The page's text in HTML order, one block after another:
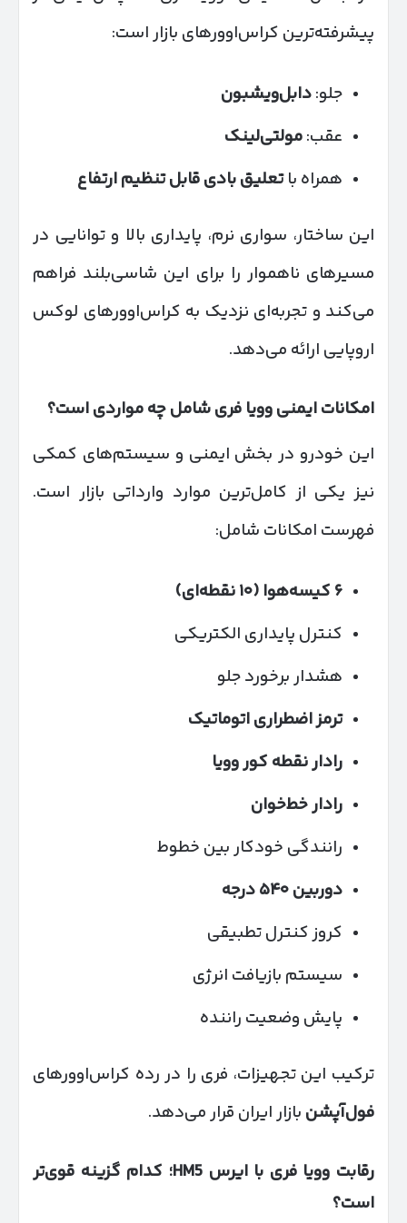
پیشرفته‌ترین کراس‌اوورهای بازار است:
جلو:دابل‌ویشبون
عقب:مولتی‌لینک
همراه باتعلیق بادی قابل تنظیم ارتفاع
این ساختار، سواری نرم، پایداری بالا و توانایی در
مسیرهای ناهموار را برای این شاسی‌بلند فراهم
می‌کند و تجربه‌ای نزدیک به کراس‌اوورهای لوکس
اروپایی ارائه می‌دهد.
امکانات ایمنی وویا فری شامل چه مواردی است؟
این خودرو در بخش ایمنی و سیستم‌های کمکی
نیز یکی از کامل‌ترین موارد وارداتی بازار است.
فهرست امکانات شامل:
۶ کیسه‌هوا (۱۰نقطه‌ای)
کنترل پایداری الکتریکی
هشدار برخورد جلو
ترمز اضطراری اتوماتیک
رادار نقطه کور وویا
رادار خط‌خوان
رانندگی خودکار بین خطوط
دوربین۵۴۰درجه
کروز کنترل تطبیقی
سیستم بازیافت انرژی
پایش وضعیت راننده
ترکیب این تجهیزات، فری را در رده کراس‌اوورهای
فول‌آپشن بازار ایران قرار می‌دهد.
رقابت وویا فری با ایرس HM5
؛ کدام گزینه قوی‌تر
است؟